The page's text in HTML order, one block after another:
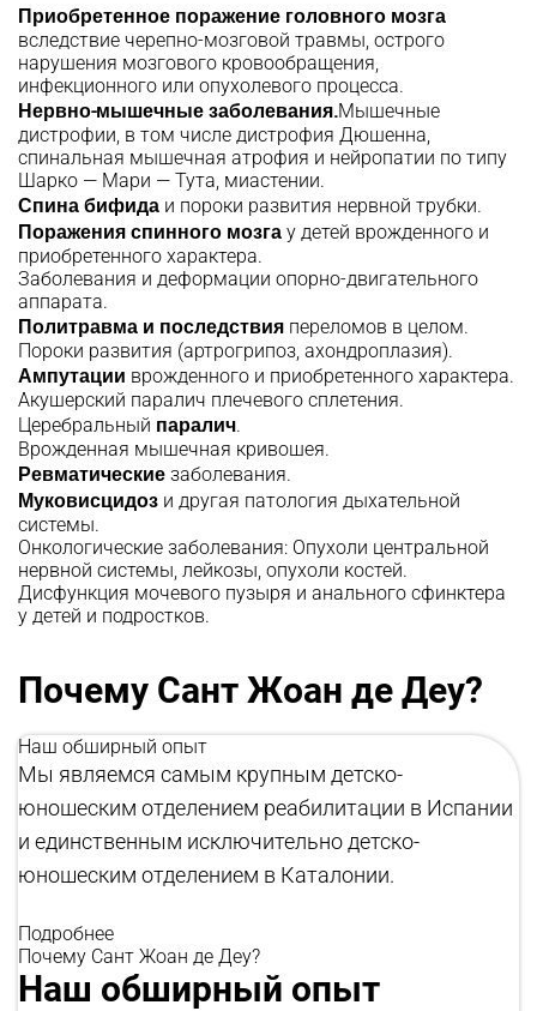
Приобретенное поражение головного мозга
вследствие черепно-мозговой травмы, острого
нарушения мозгового кровообращения,
инфекционного или опухолевого процесса.
Нервно-мышечные заболевания.Мышечные
дистрофии, в том числе дистрофия Дюшенна,
спинальная мышечная атрофия и нейропатии по типу
Шарко — Мари — Тута, миастении.
Спина бифида и пороки развития нервной трубки.
Поражения спинного мозга у детей врожденного и
приобретенного характера.
Заболевания и деформации опорно-двигательного
аппарата.
Политравма и последствия переломов в целом.
Пороки развития (артрогрипоз, ахондроплазия).
Ампутации врожденного и приобретенного характера.
Акушерский паралич плечевого сплетения.
Церебральный паралич.
Врожденная мышечная кривошея.
Ревматические заболевания.
Муковисцидоз и другая патология дыхательной
системы.
Онкологические заболевания: Опухоли центральной
нервной системы, лейкозы, опухоли костей.
Дисфункция мочевого пузыря и анального сфинктера
у детей и подростков.
Почему Сант Жоан де Деу?
Наш обширный опыт
Мы являемся самым крупным детско-
юношеским отделением реабилитации в Испании
и единственным исключительно детско-
юношеским отделением в Каталонии.
Подробнее
Почему Сант Жоан де Деу?
Наш обширный опыт